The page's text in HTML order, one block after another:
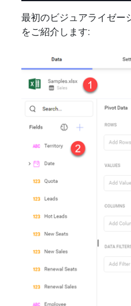
最初のビジュアライゼー
をご紹介します: